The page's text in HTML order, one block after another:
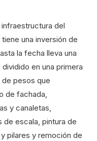
del
una inversión de
la fecha lleva una
en una primera
pesos que
de fachada,
y canaletas,
de escala, pintura de
pilares y remoción de